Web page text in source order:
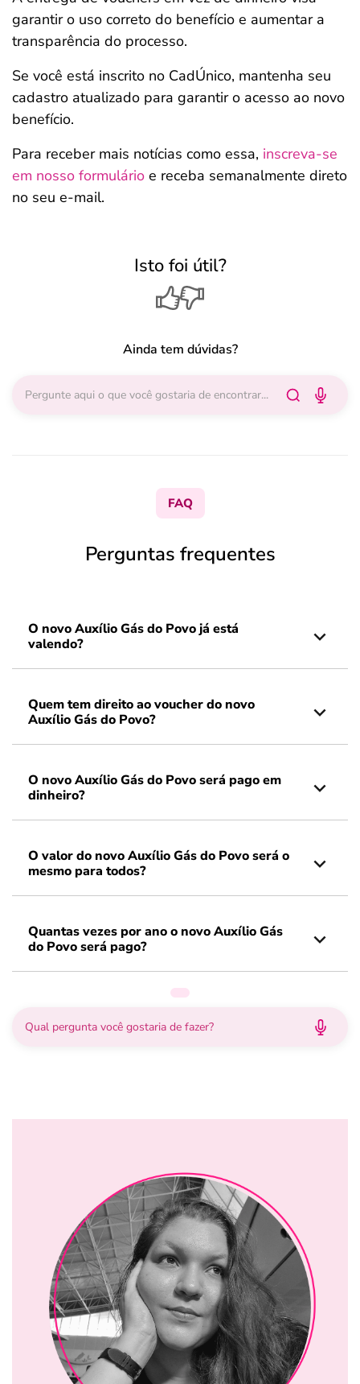
garantir o uso correto do benefício e aumentar a
transparência do processo.
Se você está inscrito no CadÚnico, mantenha seu
cadastro atualizado para garantir o acesso ao novo
benefício.
Para receber mais notícias como essa, inscreva-se
em nosso formulário e receba semanalmente direto
no seu e-mail.
Isto foi útil?
Ainda tem dúvidas?
FAQ
Perguntas frequentes
O novo Auxílio Gás do Povo já está
valendo?
Quem tem direito ao voucher do novo
Auxílio Gás do Povo?
O novo Auxílio Gás do Povo será pago em
dinheiro?
O valor do novo Auxílio Gás do Povo será o
mesmo para todos?
Quantas vezes por ano o novo Auxílio Gás
do Povo será pago?